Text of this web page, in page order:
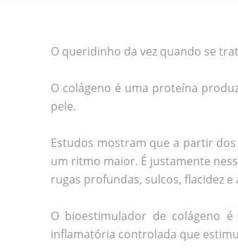
O queridinho da vez quando se
O colágeno é uma proteína
pele.
Estudos mostram que a partir
um ritmo maior. É justamente
rugas profundas, sulcos, flacidez
O bioestimulador de colágeno
inflamatória controlada que